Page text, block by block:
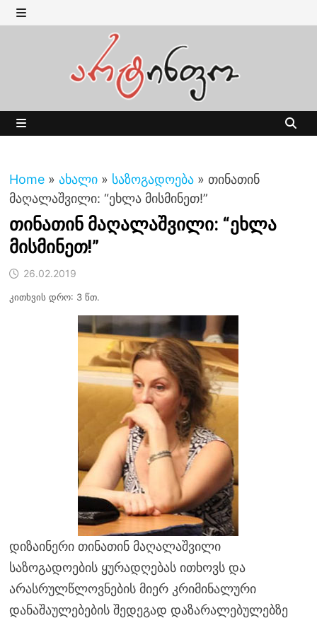
Skip
to MENU
Home » ახალი » საზოგადოება » თინათინ
მაღალაშვილი: “ეხლა მისმინეთ!”
თინათინ მაღალაშვილი: “ეხლა
მისმინეთ!”
26.02.2019
კითხვის დრო: 3 წთ.
დიზაინერი თინათინ მაღალაშვილი
საზოგადოების ყურადღებას ითხოვს და
არასრულწლოვნების მიერ კრიმინალური
დანაშაულებების შედეგად დაზარალებულებზე